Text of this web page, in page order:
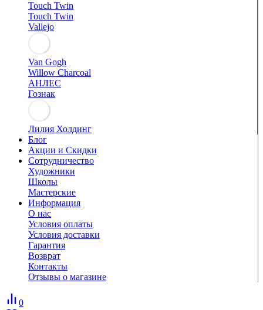
Touch Twin
Touch Twin
Vallejo
Van Gogh
Willow Charcoal
АНЛЕС
Гознак
Лилия Холдинг
Блог
Акции и Скидки
Сотрудничество
Художники
Школы
Мастерские
Информация
О нас
Условия оплаты
Условия доставки
Гарантия
Возврат
Контакты
Отзывы о магазине
0